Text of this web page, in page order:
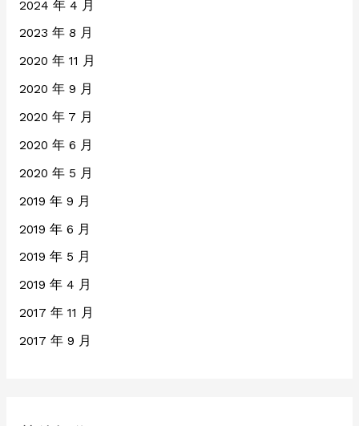
2024 年 4 月
2023 年 8 月
2020 年 11 月
2020 年 9 月
2020 年 7 月
2020 年 6 月
2020 年 5 月
2019 年 9 月
2019 年 6 月
2019 年 5 月
2019 年 4 月
2017 年 11 月
2017 年 9 月